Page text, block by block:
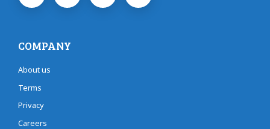
COMPANY
About us
Terms
Privacy
Careers